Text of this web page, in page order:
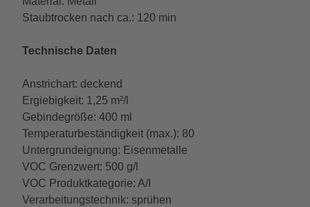
Staubtrocken nach ca.: 120 min
Technische Daten
Anstrichart: deckend
Ergiebigkeit: 1,25 m²/l
Gebindegröße: 400 ml
Temperaturbeständigkeit (max.): 80
Untergrundeignung: Eisenmetalle
VOC Grenzwert: 500 g/l
VOC Produktkategorie: A/I
Verarbeitungstechnik: sprühen